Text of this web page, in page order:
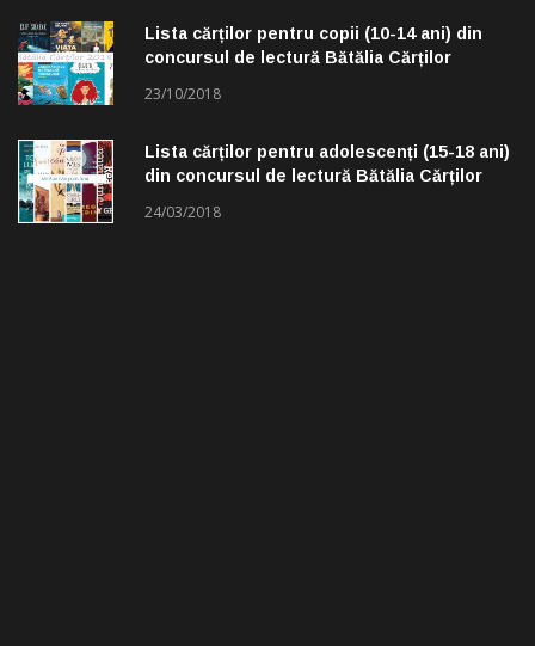
Lista cărților pentru copii (10-14 ani) din
concursul de lectură Bătălia Cărților
23/10/2018
Lista cărților pentru adolescenți (15-18 ani)
din concursul de lectură Bătălia Cărților
24/03/2018